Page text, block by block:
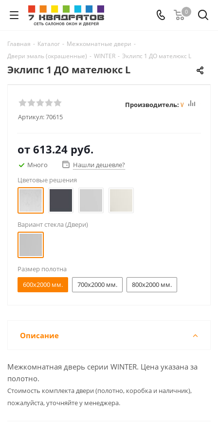
0
Главная - Каталог - Межкомнатные двери -
Двери эмаль (окрашенные) - WINTER - Эклипс 1 ДО мателюкс L
Эклипс 1 ДО мателюкс L
Артикул:70615
Производитель: Winter
от 613.24 руб.
Много
Нашли дешевле?
Цветовые решения
Вариант стекла (Двери)
Размер полотна
600x2000 мм.
700x2000 мм. 800x2000 мм.
Описание
Межкомнатная дверь серии WINTER. Цена указана за
полотно.
Cтоимость комплекта двери (полотно, коробка и наличник),
пожалуйста, уточняйте у менеджера.